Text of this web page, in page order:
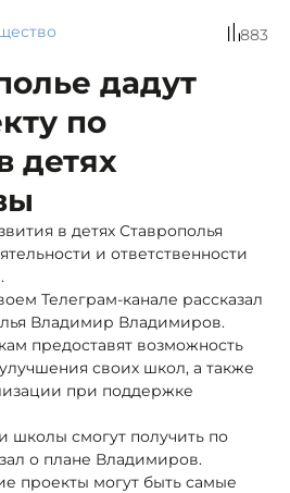
883
дадут
по
детях
в детях Ставрополья
и ответственности
Телеграм-канале рассказал
Владимир Владимиров.
предоставят возможность
своих школ, а также
при поддержке
школы смогут получить по
о плане Владимиров.
проекты могут быть самые